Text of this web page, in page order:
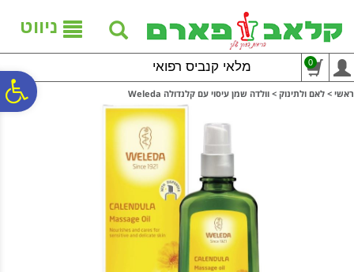
נגישות
אתר
המרכזי
ניווט
מלאי קנביס רפואי 0
ראשי > לאם ולתינוק > וולדה שמן עיסוי עם קלנדולה Weleda